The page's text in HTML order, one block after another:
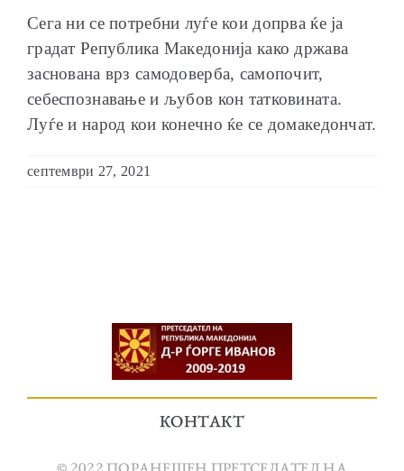
Сега ни се потребни луѓе кои допрва ќе ја
градат Република Македонија како држава
заснована врз самодоверба, самопочит,
себеспознавање и љубов кон татковината.
Луѓе и народ кои конечно ќе се домакедончат.
септември 27, 2021
КОНТАКТ